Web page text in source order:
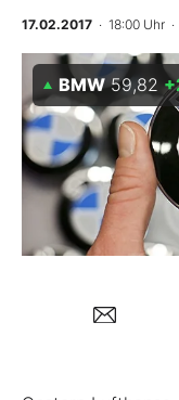
BO-
Experten
Mein B:O
Mein Konto
Folgen Sie uns
17.02.2017 · 18:00 Uhr ·
BMW 59,82